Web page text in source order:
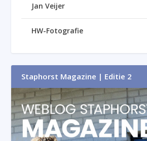
Jan Veijer
HW-Fotografie
Staphorst Magazine | Editie 2